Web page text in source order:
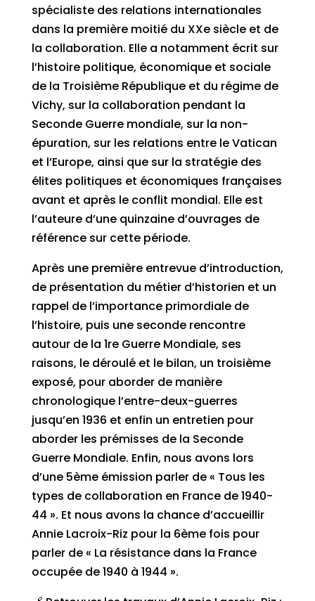
spécialiste des relations internationales
dans la première moitié du XXe siècle et de
la collaboration. Elle a notamment écrit sur
l’histoire politique, économique et sociale
de la Troisième République et du régime de
Vichy, sur la collaboration pendant la
Seconde Guerre mondiale, sur la non-
épuration, sur les relations entre le Vatican
et l’Europe, ainsi que sur la stratégie des
élites politiques et économiques françaises
avant et après le conflit mondial. Elle est
l’auteure d’une quinzaine d’ouvrages de
référence sur cette période.
Après une première entrevue d’introduction,
de présentation du métier d’historien et un
rappel de l’importance primordiale de
l’histoire, puis une seconde rencontre
autour de la 1re Guerre Mondiale, ses
raisons, le déroulé et le bilan, un troisième
exposé, pour aborder de manière
chronologique l’entre-deux-guerres
jusqu’en 1936 et enfin un entretien pour
aborder les prémisses de la Seconde
Guerre Mondiale. Enfin, nous avons lors
d’une 5ème émission parler de « Tous les
types de collaboration en France de 1940-
44 ». Et nous avons la chance d’accueillir
Annie Lacroix-Riz pour la 6ème fois pour
parler de « La résistance dans la France
occupée de 1940 à 1944 ».